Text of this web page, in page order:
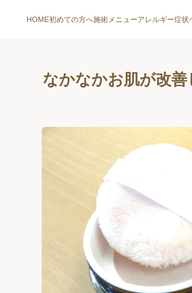
HOME初めての方へ施術メニューアレルギー症状
なかなかお肌が改